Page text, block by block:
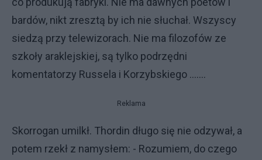
bardów, nikt zresztą by ich nie słuchał. Wszyscy
siedzą przy telewizorach. Nie ma filozofów ze
szkoły araklejskiej, są tylko podrzędni
komentatorzy Russela i Korzybskiego .......
Reklama
Skorrogan umilkł. Thordin długo się nie odzywał, a
potem rzekł z namysłem: - Rozumiem, do czego